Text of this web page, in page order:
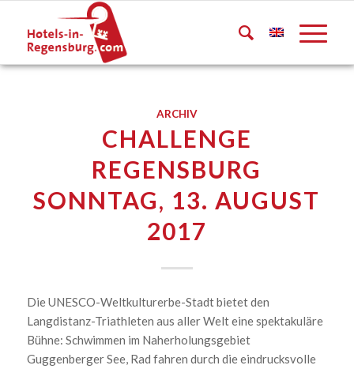
ARCHIV
CHALLENGE
REGENSBURG
SONNTAG, 13. AUGUST
2017
Die UNESCO-Weltkulturerbe-Stadt bietet den
Langdistanz-Triathleten aus aller Welt eine spektakuläre
Bühne: Schwimmen im Naherholungsgebiet
Guggenberger See, Rad fahren durch die eindrucksvolle